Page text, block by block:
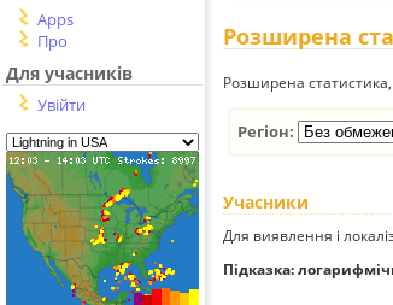
Apps
Про
Для учасників
Увійти
Розширена
Розширена
Регіон:
Учасники
Для виявлення і
Підказка: